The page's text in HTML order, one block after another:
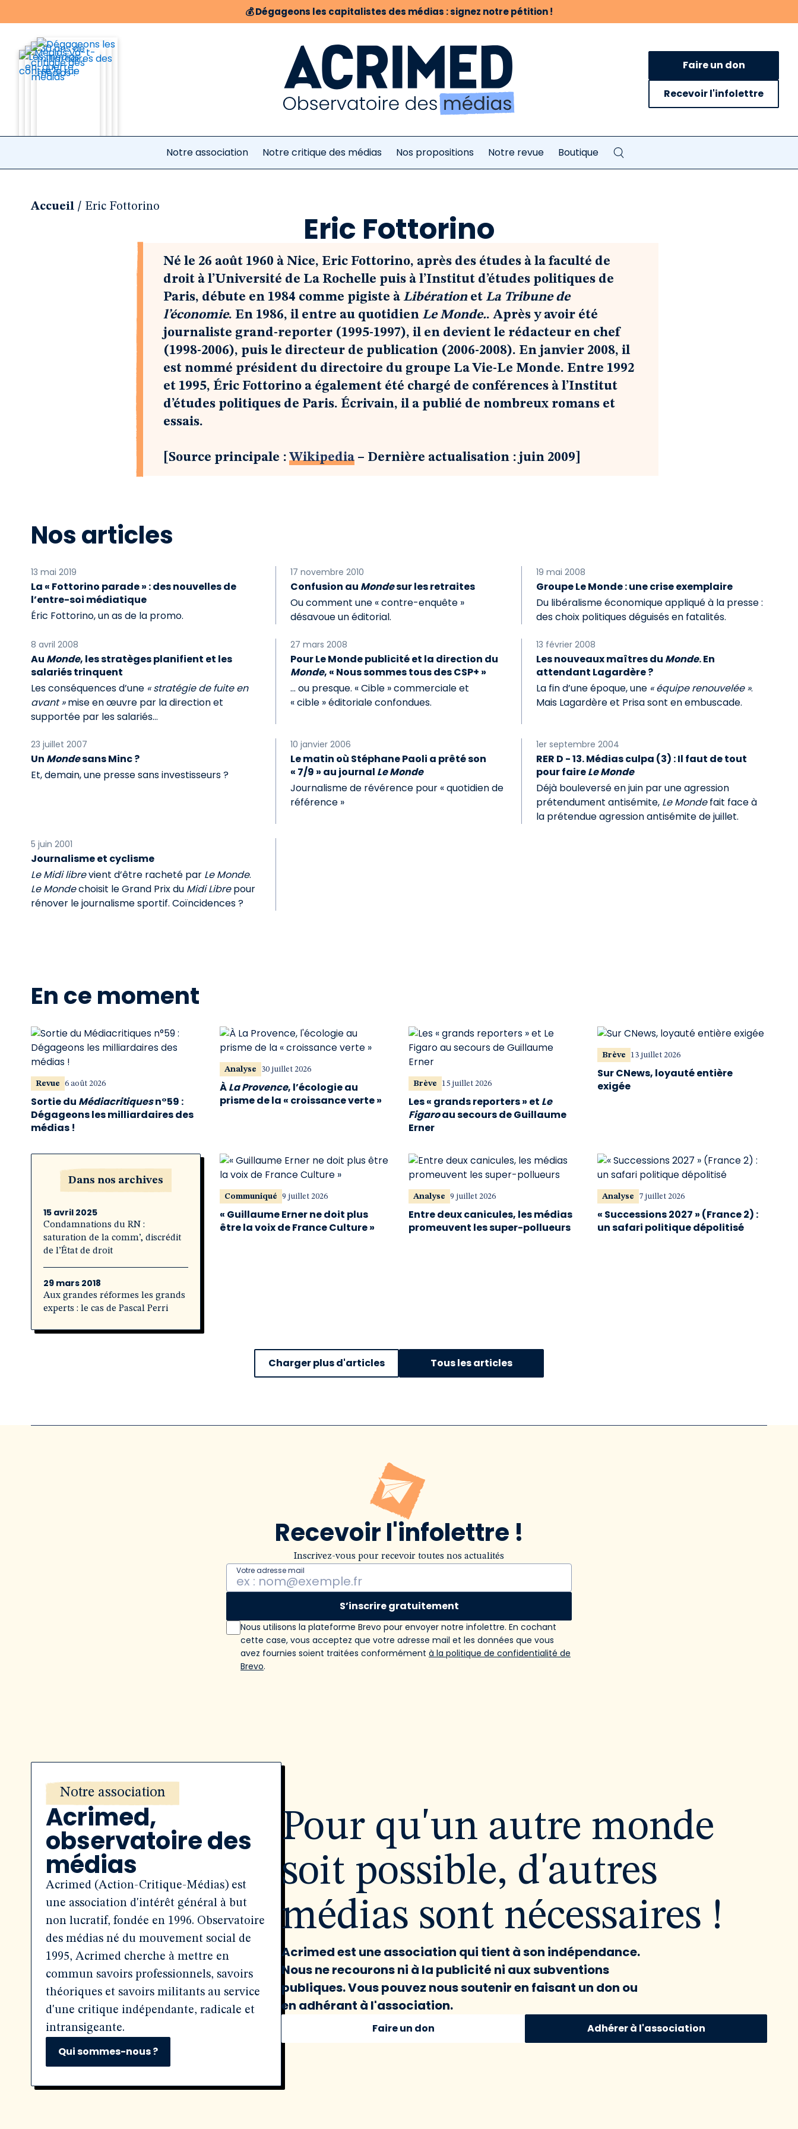
💰Dégageons les capitalistes des médias : signez notre pétition !
Faire un don
Recevoir l'infolettre
Notre association Notre critique des médias Nos propositions Notre revue Boutique
Accueil / Eric Fottorino
Eric Fottorino
Né le 26 août 1960 à Nice, Eric Fottorino, après des études à la faculté de
droit à l’Université de La Rochelle puis à l’Institut d’études politiques de
Paris, débute en 1984 comme pigiste à Libération et La Tribune de
l’économie. En 1986, il entre au quotidien Le Monde.. Après y avoir été
journaliste grand-reporter (1995-1997), il en devient le rédacteur en chef
(1998-2006), puis le directeur de publication (2006-2008). En janvier 2008, il
est nommé président du directoire du groupe La Vie-Le Monde. Entre 1992
et 1995, Éric Fottorino a également été chargé de conférences à l’Institut
d’études politiques de Paris. Écrivain, il a publié de nombreux romans et
essais.
[Source principale : Wikipedia – Dernière actualisation : juin 2009]
Nos articles
13 mai 2019
La « Fottorino parade » : des nouvelles de
l’entre-soi médiatique
Éric Fottorino, un as de la promo.
17 novembre 2010
Confusion au Mondesur les retraites
Ou comment une « contre-enquête »
désavoue un éditorial.
19 mai 2008
Groupe Le Monde : une crise exemplaire
Du libéralisme économique appliqué à la presse :
des choix politiques déguisés en fatalités.
8 avril 2008
Au Monde, les stratèges planifient et les
salariés trinquent
Les conséquences d’une « stratégie de fuite en
avant »mise en œuvre par la direction et
supportée par les salariés…
27 mars 2008
Pour Le Monde publicité et la direction du
Monde, « Nous sommes tous des CSP+ »
… ou presque. « Cible » commerciale et
« cible » éditoriale confondues.
13 février 2008
Les nouveaux maîtres du Monde. En
attendant Lagardère ?
La fin d’une époque, une « équipe renouvelée ».
Mais Lagardère et Prisa sont en embuscade.
23 juillet 2007
Un Mondesans Minc ?
Et, demain, une presse sans investisseurs ?
10 janvier 2006
Le matin où Stéphane Paoli a prêté son
« 7/9 » au journal Le Monde
Journalisme de révérence pour « quotidien de
référence »
1er septembre 2004
RER D - 13. Médias culpa (3) : Il faut de tout
pour faireLe Monde
Déjà bouleversé en juin par une agression
prétendument antisémite, Le Mondefait face à
la prétendue agression antisémite de juillet.
5 juin 2001
Journalisme et cyclisme
Le Midi librevient d’être racheté par Le Monde.
Le Mondechoisit le Grand Prix du Midi Librepour
rénover le journalisme sportif. Coïncidences ?
En ce moment
Revue 6 août 2026
Sortie du Médiacritiquesn°59 :
Dégageons les milliardaires des
médias !
Analyse 30 juillet 2026
ÀLa Provence, l’écologie au
prisme de la « croissance verte »
Brève 15 juillet 2026
Les « grands reporters » et Le
Figaroau secours de Guillaume
Erner
Brève 13 juillet 2026
Sur CNews, loyauté entière
exigée
Dans nos archives
15 avril 2025
Condamnations du RN :
saturation de la comm’, discrédit
de l’État de droit
29 mars 2018
Aux grandes réformes les grands
experts : le cas de Pascal Perri
Communiqué 9 juillet 2026
« Guillaume Erner ne doit plus
être la voix de France Culture »
Analyse 9 juillet 2026
Entre deux canicules, les médias
promeuvent les super-pollueurs
Analyse 7 juillet 2026
« Successions 2027 » (France 2) :
un safari politique dépolitisé
Charger plus d'articles Tous les articles
Recevoir l'infolettre !
Inscrivez-vous pour recevoir toutes nos actualités
Votre adresse mail
S’inscrire gratuitement
Nous utilisons la plateforme Brevo pour envoyer notre infolettre. En cochant
cette case, vous acceptez que votre adresse mail et les données que vous
avez fournies soient traitées conformément à la politique de confidentialité de
Brevo.
Notre association
Acrimed,
observatoire des
médias
Acrimed (Action-Critique-Médias) est
une association d'intérêt général à but
non lucratif, fondée en 1996. Observatoire
des médias né du mouvement social de
1995, Acrimed cherche à mettre en
commun savoirs professionnels, savoirs
théoriques et savoirs militants au service
d'une critique indépendante, radicale et
intransigeante.
Qui sommes-nous ?
Pour qu'un autre monde
soit possible, d'autres
médias sont nécessaires !
Acrimed est une association qui tient à son indépendance.
Nous ne recourons ni à la publicité ni aux subventions
publiques. Vous pouvez nous soutenir en faisant un don ou
en adhérant à l'association.
Faire un don Adhérer à l'association